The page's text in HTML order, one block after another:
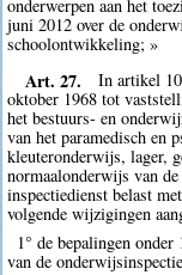
onderwerpen aan het
juni 2012 over de
schoolontwikkeling; »
Art. 27.
In artikel
oktober 1968 tot
het bestuurs- en
van het paramedisch en
kleuteronderwijs, lager,
normaalonderwijs van
inspectiedienst belast
volgende wijzigingen
1° de bepalingen
van de